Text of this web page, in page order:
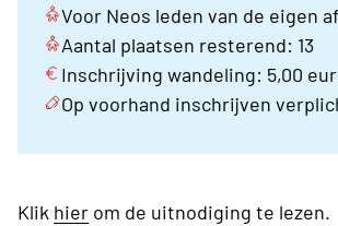
Voor Neos leden van de eigen
Aantal plaatsen resterend: 13
Inschrijving wandeling: 5,00
Op voorhand inschrijven
Klik hier om de uitnodiging te lezen.